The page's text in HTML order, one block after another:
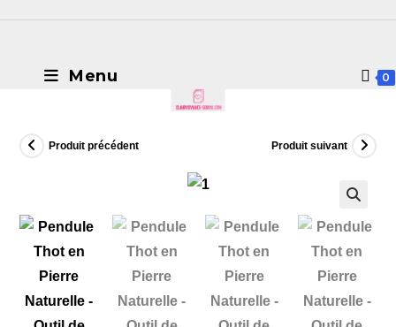
Menu 0
Produit précédent Produit suivant
🔍